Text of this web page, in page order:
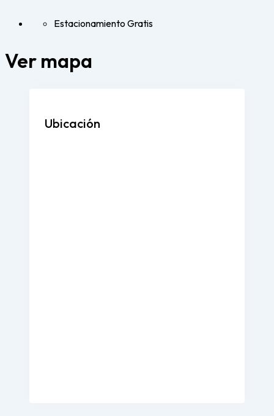
Estacionamiento Gratis
Ver mapa
Ubicación